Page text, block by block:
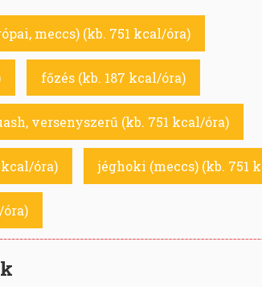
meccs) (kb. 751 kcal/óra)
főzés (kb. 187 kcal/óra)
versenyszerű (kb. 751 kcal/óra)
óra) jéghoki (meccs) (kb. 751